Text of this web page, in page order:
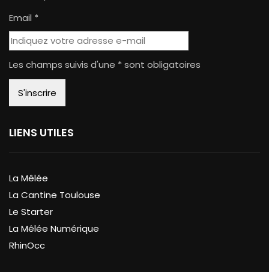
Email *
Les champs suivis d'une * sont obligatoires
LIENS UTILES
La Mêlée
La Cantine Toulouse
Le Starter
La Mêlée Numérique
RhinOcc